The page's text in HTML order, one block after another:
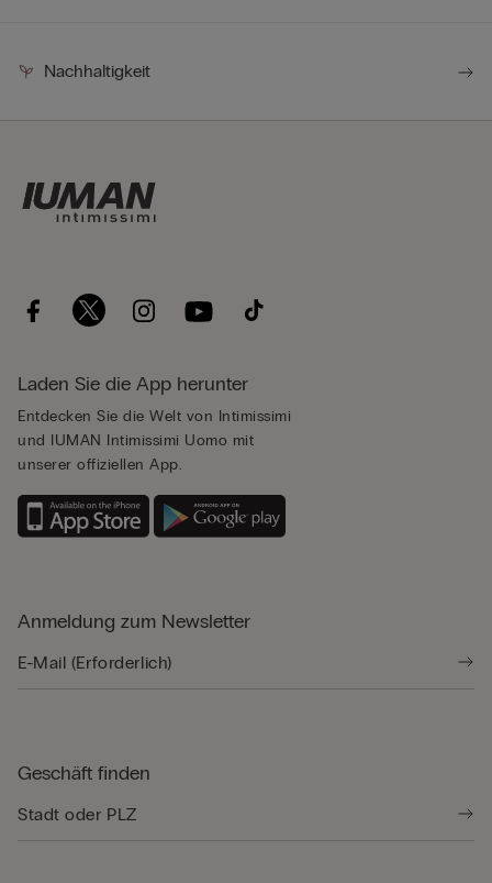
Nachhaltigkeit
Laden Sie die App herunter
Entdecken Sie die Welt von Intimissimi
und IUMAN Intimissimi Uomo mit
unserer offiziellen App.
Anmeldung zum Newsletter
Geschäft finden